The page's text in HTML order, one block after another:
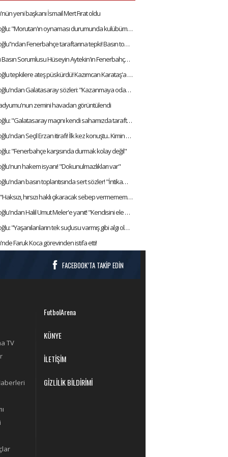
yeni başkanı İsmail Mert Fırat oldu
Emre Belözoğlu: "Morutan'ın oynaması durumunda kulübümüzün kaldıramayacağı bir bonservis bedeli var"
Emre Belözoğlu''ndan Fenerbahçe taraftarına tepki! Basın toplantısında zor anlar yaşadı
Ankaragücü Basın Sorumlusu Hüseyin Aytekin'in Fenerbahçe galibiyeti sonrası Avrupa hayali
Emre Belözoğlu tepkilere ateş püskürdü! Kazımcan Karataş'a sahip çıktı... "Lağım çukuru!"
Emre Belözoğlu'ndan Galatasaray sözleri: "Kazanmaya odaklı bir Ankaragücü sahada olsun yeter"
zemini havadan görüntülendi
Emre Belözoğlu: "Galatasaray maçını kendi sahamızda taraftarımızla oynamak istiyoruz"
Emre Belözoğlu'ndan Seçil Erzan itirafı! İlk kez konuştu.. Kimin vasıtasıyla dahil oldu?
"Fenerbahçe karşısında durmak kolay değil"
hakem isyanı! "Dokunulmazlıkları var"
Emre Belzöoğlu'ndan basın toplantısında sert sözler! "İntikam almaya çalışıyorlar"
Faruk Koca: "Haksızı, hırsızı haklı çıkaracak sebep vermememiz lazım"
Emre Belözoğlu'ndan Halil Umut Meler'e yanıt! "Kendisini ele vermiş oldu"
Emre Belözoğlu: "Yaşanılanların tek suçlusu varmış gibi algı oluşturmaya gerek yok"
Faruk Koca görevinden istifa etti!
FACEBOOK’TA TAKİP EDİN
TV
FutbolArena
KÜNYE
İLETİŞİM
GİZLİLİK BİLDİRİMİ